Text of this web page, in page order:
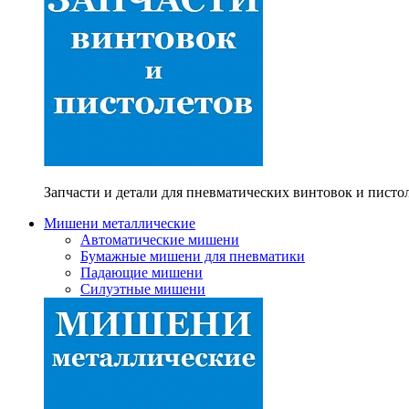
Запчасти и детали для пневматических винтовок и
Мишени металлические
Автоматические мишени
Бумажные мишени для пневматики
Падающие мишени
Силуэтные мишени